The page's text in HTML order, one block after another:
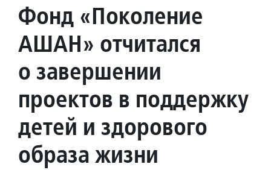
Фонд «Поколение
АШАН» отчитался
о завершении
проектов в поддержку
детей и здорового
образа жизни